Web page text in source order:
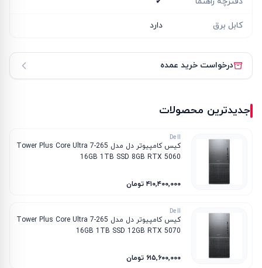
کابل برق دارد
درخواست خرید عمده
جدیدترین محصولات
Dell
کیس کامپیوتر دل مدل Tower Plus Core Ultra 7-265
16GB 1TB SSD 8GB RTX 5060
۴۱۰٬۴۰۰٬۰۰۰ تومان
Dell
کیس کامپیوتر دل مدل Tower Plus Core Ultra 7-265
16GB 1TB SSD 12GB RTX 5070
۶۱۵٬۶۰۰٬۰۰۰ تومان